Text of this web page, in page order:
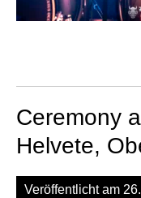
Ceremony
Helvete,
Veröffentlicht am